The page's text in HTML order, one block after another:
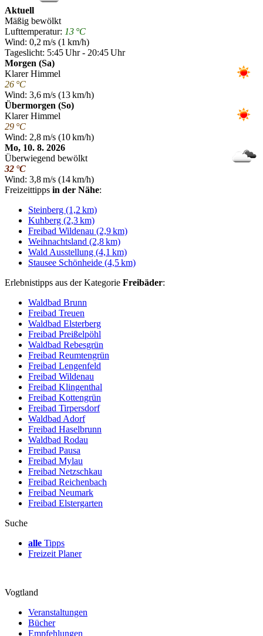
Aktuell
Mäßig bewölkt
Lufttemperatur: 13 °C
Wind: 0,2 m/s (1 km/h)
Tageslicht: 5:45 Uhr - 20:45 Uhr
Morgen (Sa)
Klarer Himmel
26 °C
Wind: 3,6 m/s (13 km/h)
Übermorgen (So)
Klarer Himmel
29 °C
Wind: 2,8 m/s (10 km/h)
Mo, 10. 8. 2026
Überwiegend bewölkt
32 °C
Wind: 3,8 m/s (14 km/h)
Freizeittipps in der Nähe:
Steinberg (1,2 km)
Kuhberg (2,3 km)
Freibad Wildenau (2,9 km)
Weihnachtsland (2,8 km)
Wald Ausstellung (4,1 km)
Stausee Schönheide (4,5 km)
Erlebnistipps aus der Kategorie Freibäder:
Waldbad Brunn
Freibad Treuen
Waldbad Elsterberg
Freibad Preißelpöhl
Waldbad Rebesgrün
Freibad Reumtengrün
Freibad Lengenfeld
Freibad Wildenau
Freibad Klingenthal
Freibad Kottengrün
Freibad Tirpersdorf
Waldbad Adorf
Freibad Haselbrunn
Waldbad Rodau
Freibad Pausa
Freibad Mylau
Freibad Netzschkau
Freibad Reichenbach
Freibad Neumark
Freibad Elstergarten
Suche
alle Tipps
Freizeit Planer
Vogtland
Veranstaltungen
Bücher
Empfehlungen